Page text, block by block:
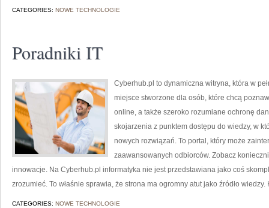
CATEGORIES: NOWE TECHNOLOGIE
Poradniki IT
Cyberhub.pl to dynamiczna witryna, która w
miejsce stworzone dla osób, które chcą
online, a także szeroko rozumiane ochronę
skojarzenia z punktem dostępu do wiedzy, w
nowych rozwiązań. To portal, który może
zaawansowanych odbiorców. Zobacz
innowacje. Na Cyberhub.pl informatyka nie jest przedstawiana jako coś
zrozumieć. To właśnie sprawia, że strona ma ogromny atut jako źródło wiedzy.
CATEGORIES: NOWE TECHNOLOGIE